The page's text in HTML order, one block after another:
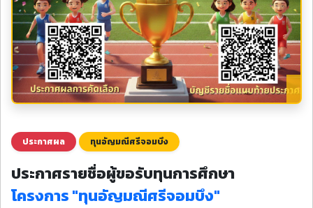
ประกาศผล ทุนอัญมณีศรีจอมบึง
ประกาศรายชื่อผู้ขอรับทุนการศึกษา
โครงการ "ทุนอัญมณีศรีจอมบึง"